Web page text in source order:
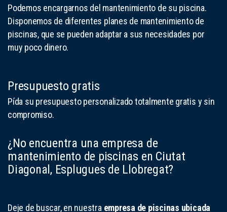
Podemos encargarnos del mantenimiento de su piscina.
Disponemos de diferentes planes de mantenimiento de
piscinas, que se pueden adaptar a sus necesidades por
muy poco dinero.
Presupuesto gratis
Pída su presupuesto personalizado totalmente gratis y sin
compromiso.
¿No encuentra una empresa de
mantenimiento de piscinas en Ciutat
Diagonal, Esplugues de Llobregat?
Deje de buscar, en nuestra empresa de piscinas ubicada